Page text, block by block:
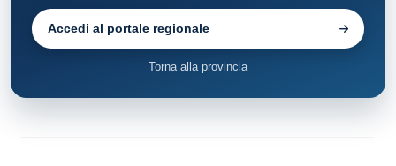
Accedi al portale regionale
Torna alla provincia